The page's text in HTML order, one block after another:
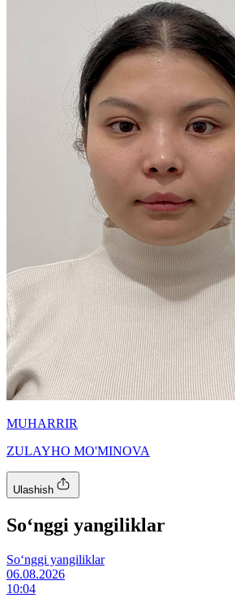
MUHARRIR
ZULAYHO MO'MINOVA
Ulashish
So‘nggi yangiliklar
So‘nggi yangiliklar
06.08.2026
10:04